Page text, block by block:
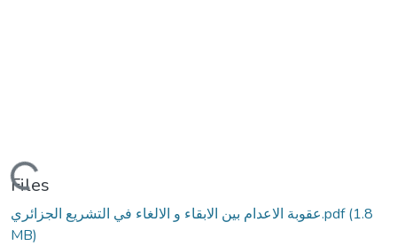
Loading...
Files
عقوبة الاعدام بين الابقاء و الالغاء في التشريع الجزائري.pdf(1.8
MB)